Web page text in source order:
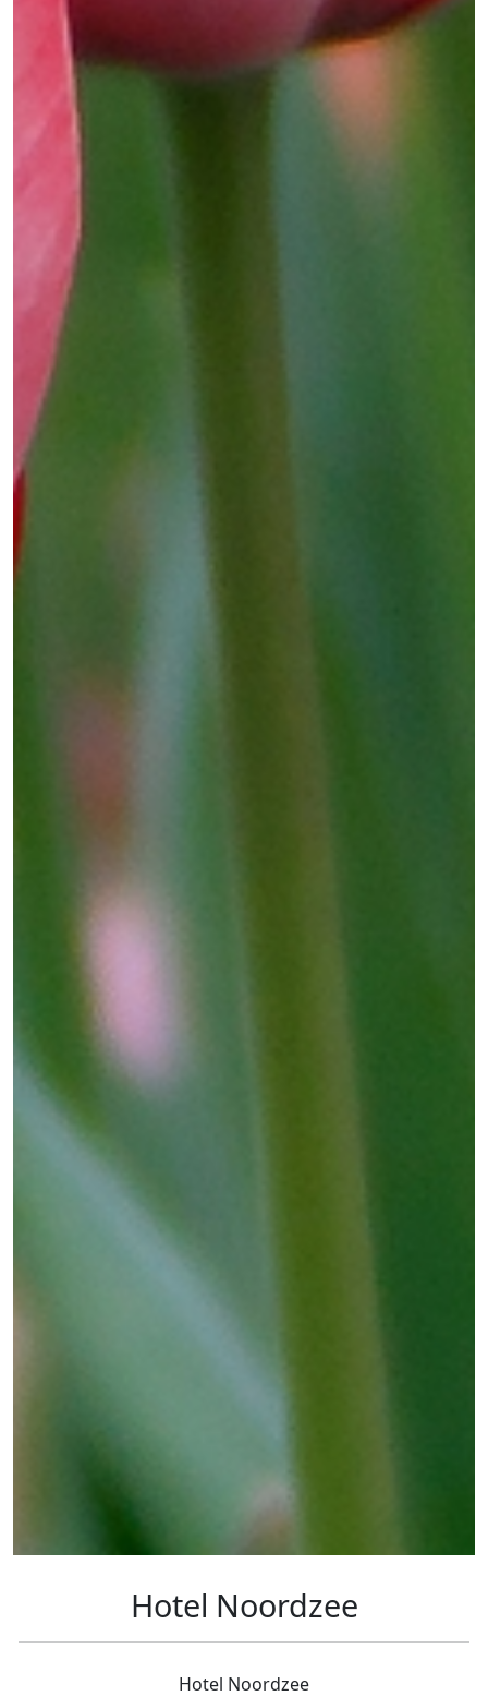
Hotel Noordzee
Hotel Noordzee